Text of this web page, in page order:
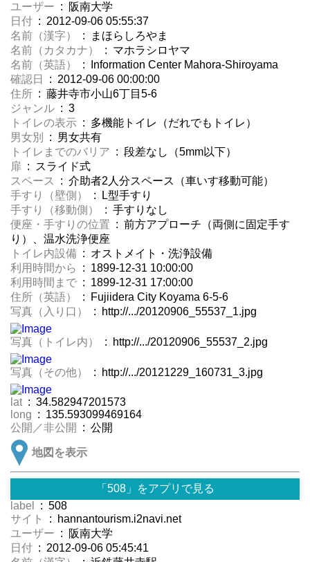
ユーザー : 阪南大学
日付 : 2012-09-06 05:55:37
名前（漢字）
: まほらしろやま
名前（カタカナ）
: マホラシロヤマ
名前（英語）
: Information Center Mahora-Shiroyama
確認日
: 2012-09-06 00:00:00
住所 : 藤井寺市小山6丁目5-6
ジャンル : 3
トイレの表示 : 多機能トイレ（だれでもトイレ）
男女別
: 男女共有
トイレまでのバリア : 段差なし（5mm以下）
扉 : スライド式
スペース
: 介助者2人分スペース（車いす移動可能）
手すり（壁側）
: L型手すり
手すり（移動側）
: 手すりなし
便座・手すりの位置 : 前方アプローチ（両側に固定手す
り）、温水洗浄便座
トイレ内設備 : オストメイト・洗浄設備
利用時間から
: 1899-12-31 10:00:00
利用時間まで : 1899-12-31 17:00:00
住所（英語）
: Fujiidera City Koyama 6-5-6
写真（入り口）
: http://.../20120906_55537_1.jpg
写真（トイレ内） : http://.../20120906_55537_2.jpg
写真（その他） : http://.../20121229_160731_3.jpg
lat : 34.582947201573
long : 135.593099469164
公開／非公開
: 公開
地図を表示
「508」をアプリで見る
label
: 508
サイト
: hannantourism.i2navi.net
ユーザー : 阪南大学
日付 : 2012-09-06 05:45:41